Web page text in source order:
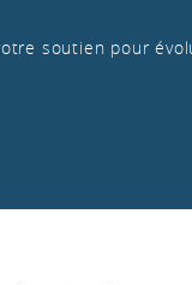
soutien pour